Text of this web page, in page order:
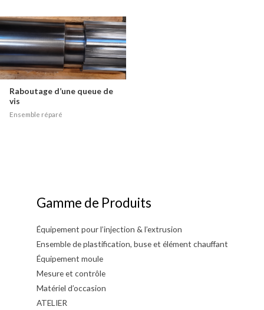
Raboutage d’une queue de
vis
Ensemble réparé
Gamme de Produits
Équipement pour l’injection & l’extrusion
Ensemble de plastification, buse et élément chauffant
Équipement moule
Mesure et contrôle
Matériel d’occasion
ATELIER